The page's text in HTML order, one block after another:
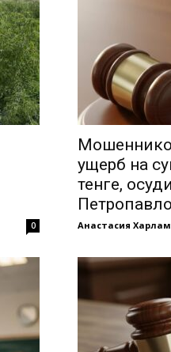
0
ущерб на
тенге,
Анастасия